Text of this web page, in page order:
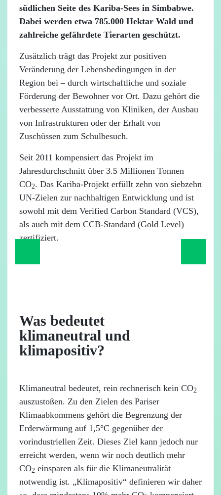
südlichen Seite des Kariba-Sees in Simbabwe.
Dabei werden etwa 785.000 Hektar Wald und
zahlreiche gefährdete Tierarten geschützt.
Zusätzlich trägt das Projekt zur positiven
Veränderung der Lebensbedingungen in der
Region bei – durch wirtschaftliche und soziale
Förderung der Bewohner vor Ort. Dazu gehört die
verbesserte Ausstattung von Kliniken, der Ausbau
von Infrastrukturen oder der Erhalt von
Zuschüssen zum Schulbesuch.
Seit 2011 kompensiert das Projekt im
Jahresdurchschnitt über 3.5 Millionen Tonnen
CO2. Das Kariba-Projekt erfüllt zehn von siebzehn
UN-Zielen zur nachhaltigen Entwicklung und ist
sowohl mit dem Verified Carbon Standard (VCS),
als auch mit dem CCB-Standard (Gold Level)
zertifiziert.
Was bedeutet
klimaneutral und
klimapositiv?
Klimaneutral bedeutet, rein rechnerisch kein CO2
auszustoßen. Zu den Zielen des Pariser
Klimaabkommens gehört die Begrenzung der
Erderwärmung auf 1,5°C gegenüber der
vorindustriellen Zeit. Dieses Ziel kann jedoch nur
erreicht werden, wenn wir noch deutlich mehr
CO2 einsparen als für die Klimaneutralität
notwendig ist. „Klimapositiv“ definieren wir daher